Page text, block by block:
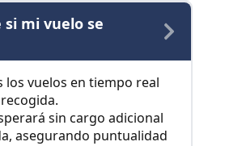
si mi vuelo se
vuelos en tiempo real
sin cargo adicional
asegurando puntualidad